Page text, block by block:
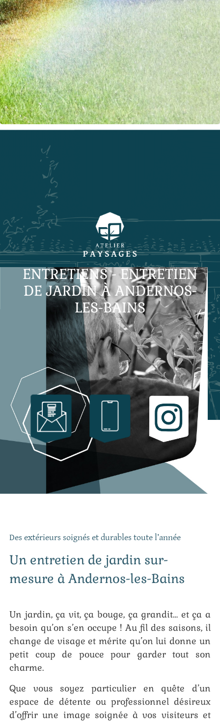
ENTRETIENS - ENTRETIEN
DE JARDIN À ANDERNOS-
LES-BAINS
Des extérieurs soignés et durables toute l’année
Un entretien de jardin sur-
mesure à Andernos-les-Bains
Un jardin, ça vit, ça bouge, ça grandit… et ça a
besoin qu’on s’en occupe ! Au fil des saisons, il
change de visage et mérite qu’on lui donne un
petit coup de pouce pour garder tout son
charme.
Que vous soyez particulier en quête d’un
espace de détente ou professionnel désireux
d’offrir une image soignée à vos visiteurs et